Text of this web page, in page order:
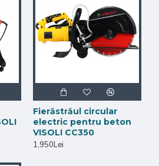
Fierăstrăul circular
electric pentru beton
VISOLI CC350
1,950Lei